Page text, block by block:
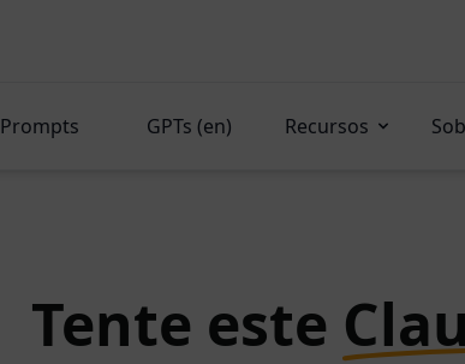
Prompts GPTs (en) Recursos
Tente este